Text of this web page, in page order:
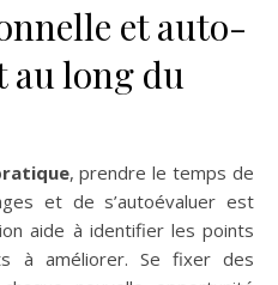
et auto-
long du
, prendre le temps de
et de s’autoévaluer est
aide à identifier les points
à améliorer. Se fixer des